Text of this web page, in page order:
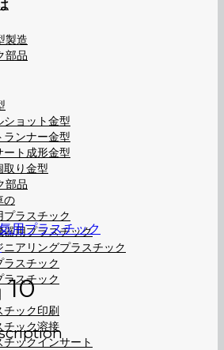
製造
部品
ショット金型
ランナー金型
ート成形金型
取り金型
部品
の
プラスチック
器用プラスチック
ニアリングプラスチック
ラスチック
ラスチック
チック印刷
チック溶接
チックインサート
用プラスチック
10